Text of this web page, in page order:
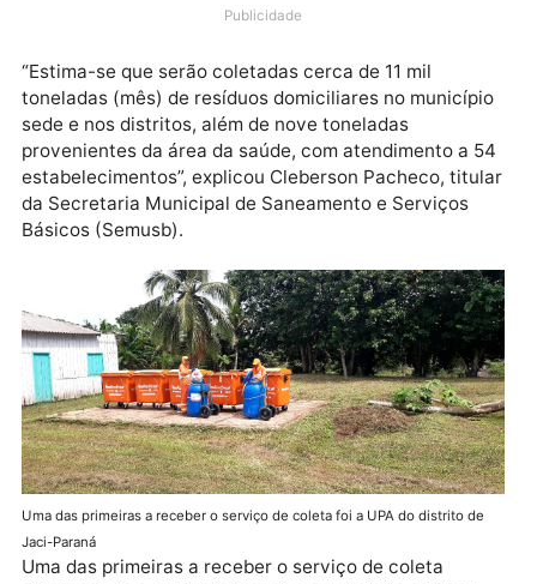
Esse material precisa de manuseio, transporte e
meio ambiente e às pessoas.
Publicidade
“Estima-se que serão coletadas cerca de 11 mil
toneladas (mês) de resíduos domiciliares no
provenientes da área da saúde, com atendimento a
estabelecimentos”, explicou Cleberson Pacheco,
da Secretaria Municipal de Saneamento e Serviços
Básicos (Semusb).